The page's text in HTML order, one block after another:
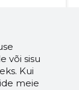
või sisu
Kui
meie